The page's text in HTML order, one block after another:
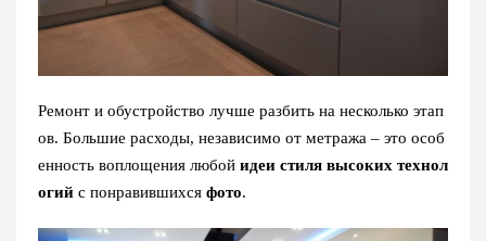
Ремонт и обустройство лучше разбить на несколько этап
ов. Большие расходы, независимо от метража – это особ
енность воплощения любой идеи стиля высоких технол
огий с понравившихся фото.